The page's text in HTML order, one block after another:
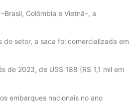
Colômbia e Vietnã–, a
setor, a saca foi comercializada em
de 2023, de US$ 188 (R$ 1,1 mil em
embarques nacionais no ano